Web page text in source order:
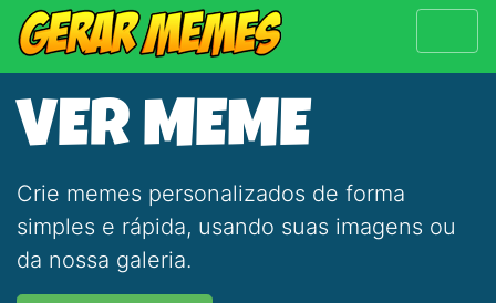
VER MEME
Crie memes personalizados de forma
simples e rápida, usando suas imagens ou
da nossa galeria.